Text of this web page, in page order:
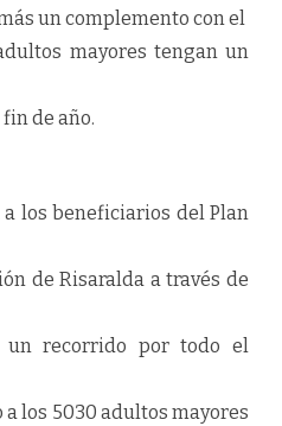
un complemento con el
mayores tengan un
de año.
los beneficiarios del Plan
de Risaralda a través de
un recorrido por todo el
los 5030 adultos mayores